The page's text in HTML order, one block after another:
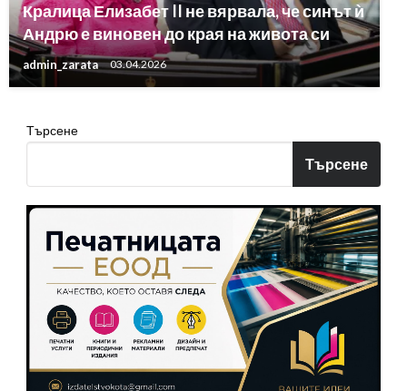
Кралица Елизабет II не вярвала, че синът ѝ
Андрю е виновен до края на живота си
admin_zarata 03.04.2026
Търсене
Търсене